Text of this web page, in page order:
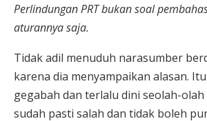
Perlindungan PRT bukan soal
aturannya saja.
Tidak adil menuduh narasumber
karena dia menyampaikan alasan.
gegabah dan terlalu dini seolah-
sudah pasti salah dan tidak boleh